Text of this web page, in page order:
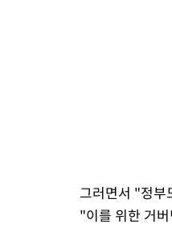
그러면서 "정부
"이를 위한 거